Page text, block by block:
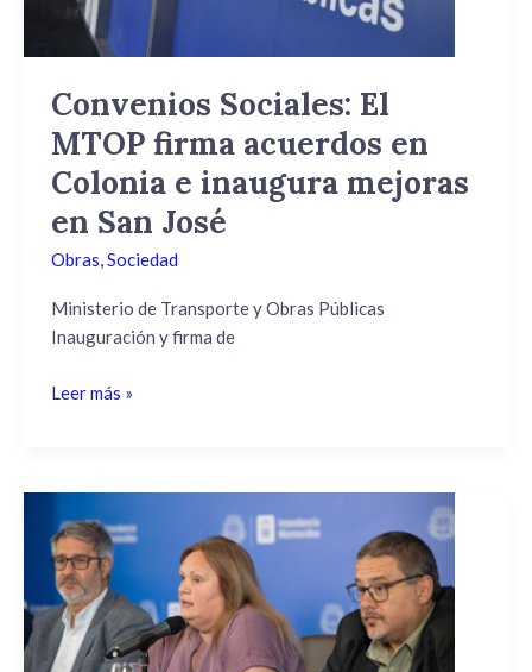
Convenios Sociales: El
MTOP firma acuerdos en
Colonia e inaugura mejoras
en San José
Obras,Sociedad
Ministerio de Transporte y Obras Públicas
Inauguración y firma de
Colonia
e
mejoras
en
San
José
Leer más »
intendencias
de
San
José,
Montevideo